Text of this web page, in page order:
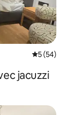
5 (54)
jacuzzi